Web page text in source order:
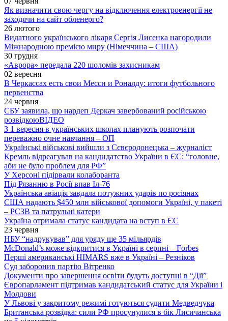
Як визначити свою чергу на відключення електроенергії не
заходячи на сайт обленерго?
26 лютого
Видатного українського лікаря Сергія Лисенка нагородили
Міжнародною премією миру (Німеччина – США)
30 грудня
«Аврора» передала 220 шоломів захисникам
02 вересня
В Черкассах есть свои Месси и Роналду: итоги футбольного
первенства
24 червня
СБУ заявила, що нардеп Деркач завербований російською
розвідкоюВІДЕО
З 1 вересня в українських школах планують розпочати
переважно очне навчання – ОП
Українські військові вийшли з Сєвєродонецька – журналіст
Кремль відреагував на кандидатство України в ЄС: “головне,
аби не було проблем для РФ”
У Херсоні підірвали колаборанта
Під Рязанню в Росії впав Іл-76
Українська авіація завдала потужних ударів по росіянах
США надають $450 млн військової допомоги Україні, у пакеті
– РСЗВ та патрульні катери
Україна отримала статус кандидата на вступ в ЄС
23 червня
НБУ “надрукував” для уряду ще 35 мільярдів
McDonald’s може відкритися в Україні в серпні – Forbes
Перші американські HIMARS вже в Україні – Резніков
Суд заборонив партію Вітренко
Документи про завершення освіти будуть доступні в “Дії”
Європарламент підтримав кандидатський статус для України і
Молдови
У Львові у закритому режимі готуються судити Медведчука
Британська розвідка: сили РФ просунулися в бік Лисичанська